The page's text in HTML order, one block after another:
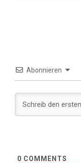
Abonnieren
0 COMMENTS